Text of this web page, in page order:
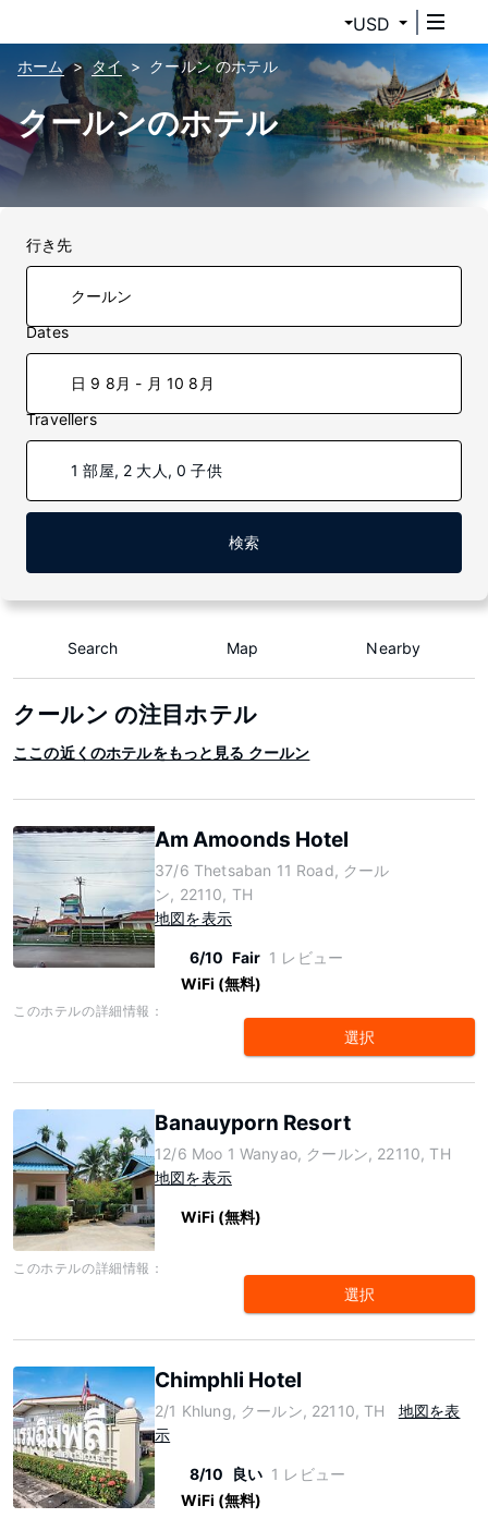
USD
ホーム タイ クールン のホテル
クールンのホテル
行き先
Dates
日 9 8月 - 月 10 8月
Travellers
1 部屋, 2 大人, 0 子供
検索
Search Map Nearby
クールン の注目ホテル
ここの近くのホテルをもっと見る クールン
Am Amoonds Hotel
37/6 Thetsaban 11 Road, クール
ン, 22110, TH
地図を表示
6/10 Fair 1 レビュー
WiFi (無料)
このホテルの詳細情報：
選択
Banauyporn Resort
12/6 Moo 1 Wanyao, クールン, 22110, TH
地図を表示
WiFi (無料)
このホテルの詳細情報：
選択
Chimphli Hotel
2/1 Khlung, クールン, 22110, TH
地図を表
示
8/10 良い 1 レビュー
WiFi (無料)